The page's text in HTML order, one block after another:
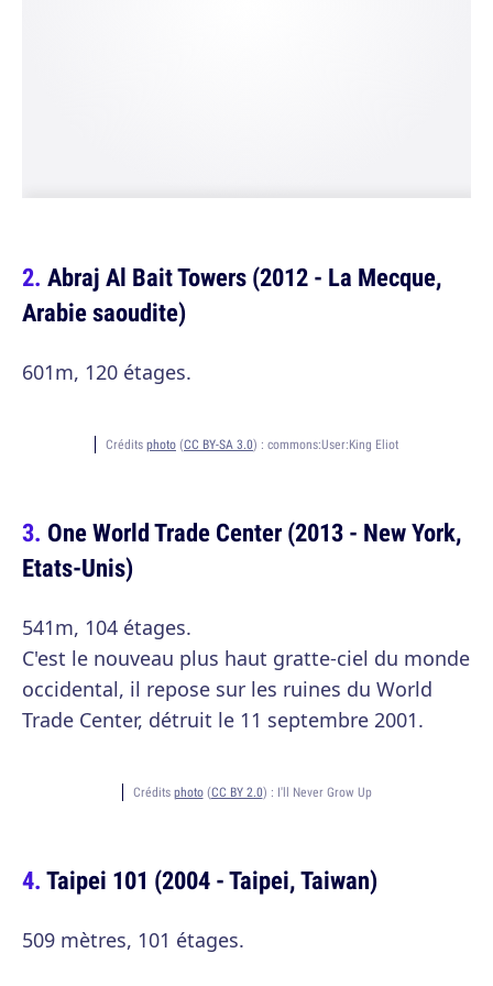
Abraj Al Bait Towers (2012 - La Mecque,
Arabie saoudite)
601m, 120 étages.
Crédits photo (CC BY-SA 3.0) : commons:User:King Eliot
One World Trade Center (2013 - New York,
Etats-Unis)
541m, 104 étages.
C'est le nouveau plus haut gratte-ciel du monde
occidental, il repose sur les ruines du World
Trade Center, détruit le 11 septembre 2001.
Crédits photo(CC BY 2.0) : I'll Never Grow Up
Taipei 101 (2004 - Taipei, Taiwan)
509 mètres, 101 étages.